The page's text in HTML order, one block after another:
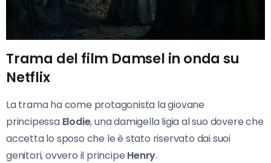
Trama del film Damsel in onda su
Netflix
La trama ha come protagonista la giovane
principessa Elodie, una damigella ligia al suo dovere che
accetta lo sposo che le è stato riservato dai suoi
genitori, ovvero il principe Henry.